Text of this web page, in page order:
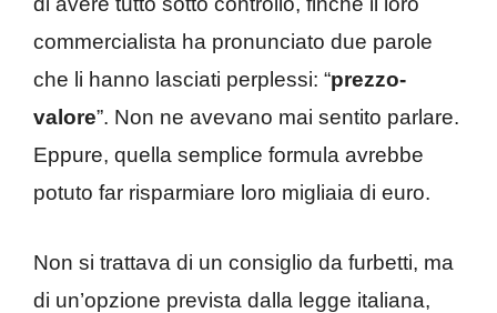
commercialista ha pronunciato due parole
che li hanno lasciati perplessi: “prezzo-
valore”. Non ne avevano mai sentito parlare.
Eppure, quella semplice formula avrebbe
potuto far risparmiare loro migliaia di euro.
Non si trattava di un consiglio da furbetti, ma
di un’opzione prevista dalla legge italiana,